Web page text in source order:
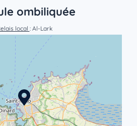
ombiliquée
local : Al-Lark